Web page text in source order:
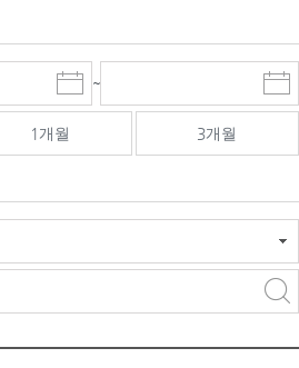
시
작
일
선
~
종
료
선
1개월 3개월